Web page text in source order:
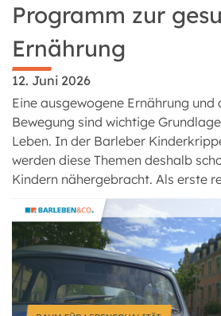
Programm zur
Ernährung
12. Juni 2026
Eine ausgewogene Ernährung und
Bewegung sind wichtige
Leben. In der Barleber
werden diese Themen deshalb
Kindern nähergebracht. Als erste